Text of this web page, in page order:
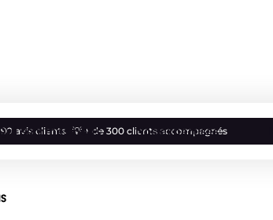
90 avis clients 💡 + de 300 clients accompagnés
sommes nous Nos expertises